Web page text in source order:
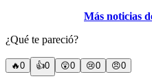
Más noticias
¿Qué te pareció?
🔥0 👍0 😲0 😢0 😠0